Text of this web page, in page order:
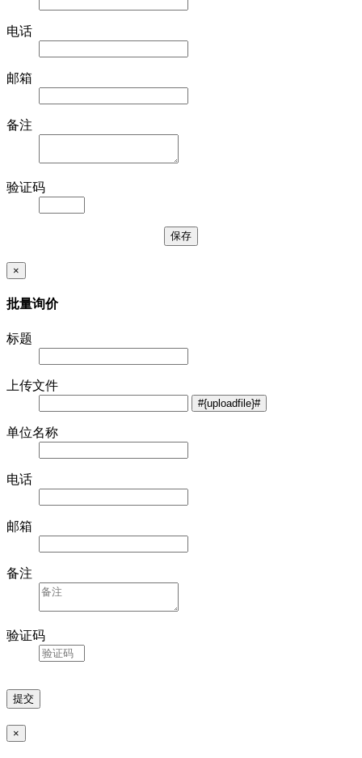
电话
邮箱
备注
验证码
×
批量询价
标题
上传文件
单位名称
电话
邮箱
备注
验证码
×